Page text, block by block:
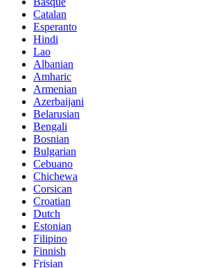
Catalan
Esperanto
Hindi
Lao
Albanian
Amharic
Armenian
Azerbaijani
Belarusian
Bengali
Bosnian
Bulgarian
Cebuano
Chichewa
Corsican
Croatian
Dutch
Estonian
Filipino
Finnish
Frisian